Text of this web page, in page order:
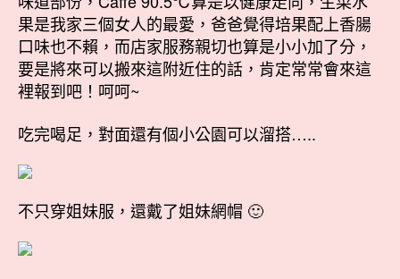
果是我家三個女人的最愛，爸爸覺得培果配上香腸
口味也不賴，而店家服務親切也算是小小加了分，
要是將來可以搬來這附近住的話，肯定常常會來這
裡報到吧！呵呵~
吃完喝足，對面還有個小公園可以溜搭…..
不只穿姐妹服，還戴了姐妹網帽 🙂